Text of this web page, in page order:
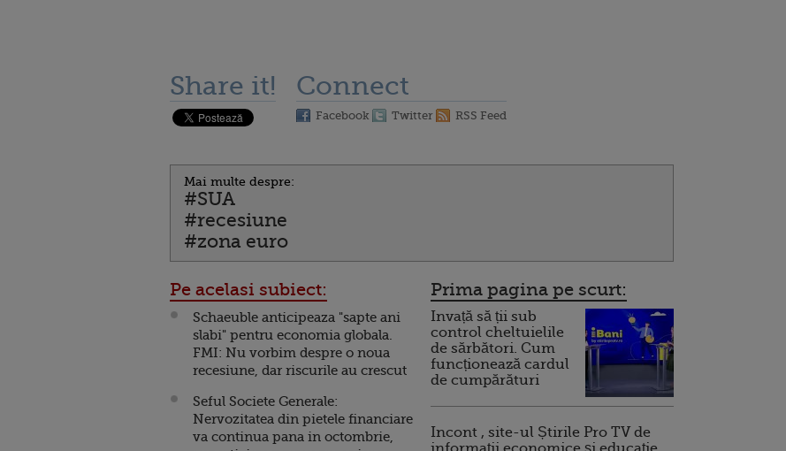
Share it! Connect
Facebook Twitter RSS Feed
Mai multe despre:
#SUA
#recesiune
#zona euro
Pe acelasi subiect:
Schaeuble anticipeaza "sapte ani
slabi" pentru economia globala.
FMI: Nu vorbim despre o noua
recesiune, dar riscurile au crescut
Seful Societe Generale:
Nervozitatea din pietele financiare
va continua pana in octombrie,
Prima pagina pe scurt:
Invață să ții sub
control cheltuielile
de sărbători. Cum
funcționează cardul
de cumpărături
Incont , site-ul Știrile Pro TV de